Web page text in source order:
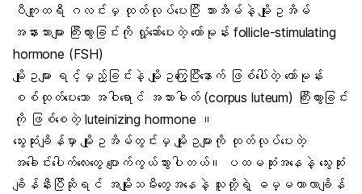
ပီကျူထရီ ဂလင်းမှ ထုတ်လုပ်ပေးပြီး သားအိမ်နဲ့ မျိုးဥအိမ်
အနားသားများ ကြီးထွားခြင်းကို လှုံ့ဆော်ပေးတဲ့ ဟော်မုန်း follicle-stimulating
hormone (FSH)
မျိုးဥများ ရင့်မှည့်ခြင်းနဲ့ မျိုးဥကြွေပြီးနောက် ဖြစ်ပေါ်တဲ့ ဟော်မုန်း
စစ်ထုတ်ပေးသော အဝါရောင် အသားဓါတ် (corpus luteum) ကြီးထွားခြင်း
ကို ဖြစ်စေတဲ့ luteinizing hormone ။
သွေးဆုံးချိန်မှာ မျိုးဥအိမ်တွင်းမှ မျိုးဥများကို ထုတ်လုပ်ပေးတဲ့
အခေါင်းပေါက်လေးတွေ ပျောက်ကွယ်သွားပါတယ်။ ပထမဆုံးအနေနဲ့ သွေးဆုံး
ချိန်နီးပြီဆိုရင် အမျိုးသမီးတွေအနေနဲ့ သူတို့ရဲ့ ဓမ္မတာလာချိန်